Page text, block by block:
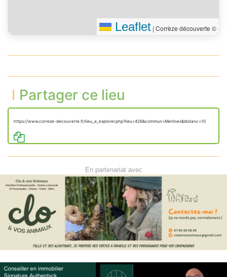
Leaflet | Corrèze découverte ©
Partager ce lieu
https://www.correze-decouverte.fr/lieu_a_explorer.php?lieu=426&commun=Merlines&distanc=10
En partenariat avec